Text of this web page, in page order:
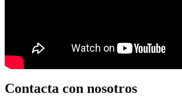
Contacta con nosotros